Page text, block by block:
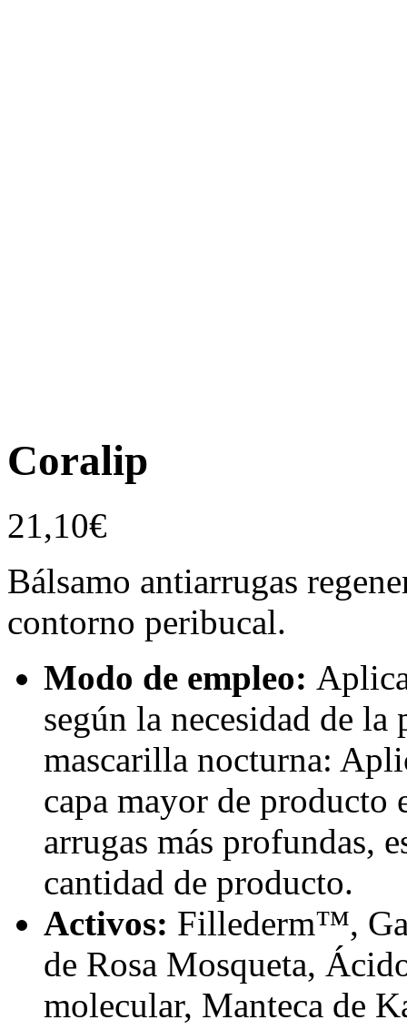
Coralip
21,10€
Bálsamo antiarrugas
contorno peribucal.
Modo de empleo:
según la necesidad de
mascarilla nocturna:
capa mayor de producto
arrugas más profundas,
cantidad de producto.
Activos: Fillederm™,
de Rosa Mosqueta,
molecular, Manteca de